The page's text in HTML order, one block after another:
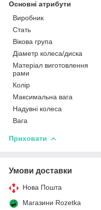
Основні атрибути
Виробник
Стать
Вікова група
Діаметр колеса/диска
Матеріал виготовлення
рами
Колір
Максимальна вага
Надувні колеса
Вага
Приховати
Умови доставки
Нова Пошта
Магазини Rozetka